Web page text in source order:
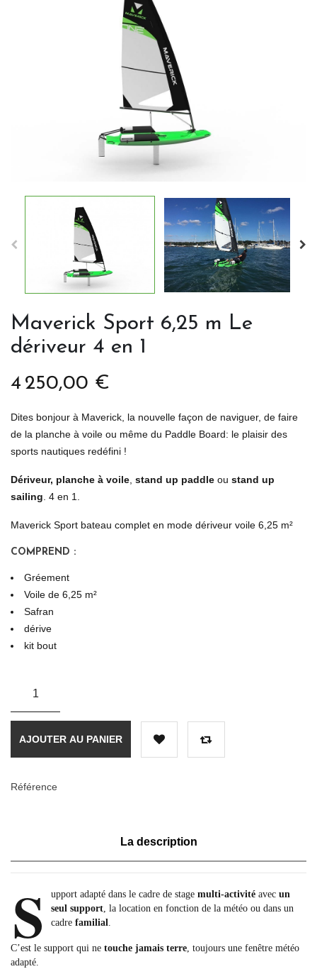
Maverick Sport 6,25 m Le
dériveur 4 en 1
4 250,00 €
Dites bonjour à Maverick, la nouvelle façon de naviguer, de faire
de la planche à voile ou même du Paddle Board: le plaisir des
sports nautiques redéfini !
Dériveur, planche à voile stand up paddle ou stand up
sailing . 4 en 1.
Maverick Sport bateau complet en mode dériveur voile 6,25 m²
COMPREND :
Gréement
Voile de 6,25 m²
Safran
dérive
kit bout
AJOUTER AU PANIER
Référence
La description
S upport adapté dans le cadre de stage multi-activité avec un
seul support, la location en fonction de la météo ou dans un
cadre familial.
C’est le support qui ne touche jamais terre, toujours une fenêtre météo
adapté.